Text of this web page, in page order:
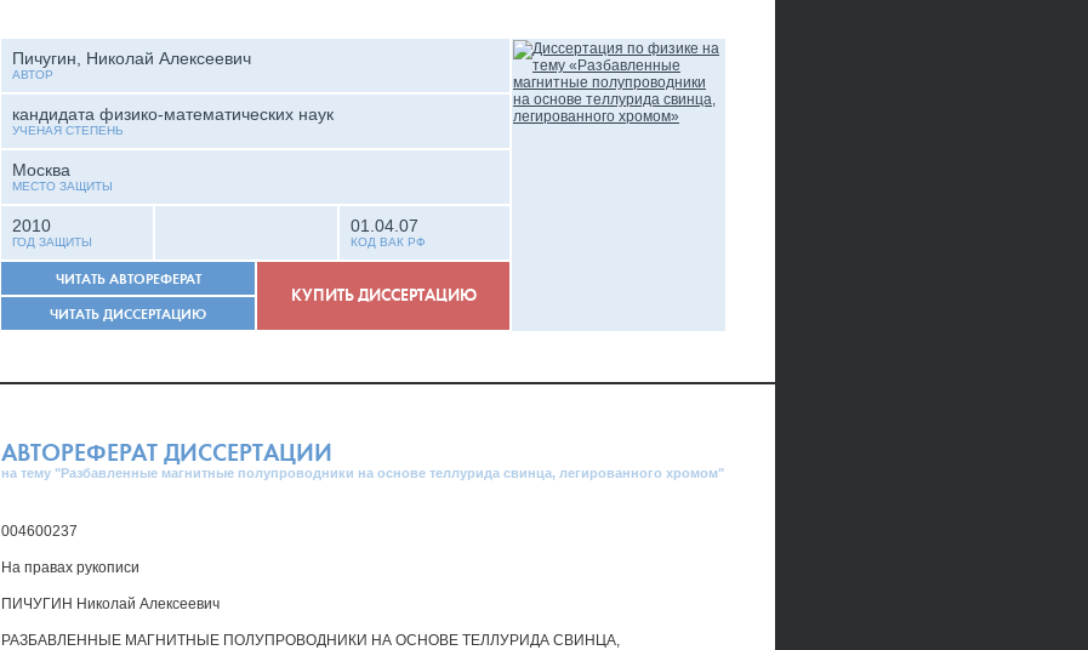
Пичугин, Николай Алексеевич
АВТОР
кандидата физико-математических наук
УЧЕНАЯ СТЕПЕНЬ
Москва
МЕСТО ЗАЩИТЫ
2010
ГОД ЗАЩИТЫ
01.04.07
КОД ВАК РФ
ЧИТАТЬ АВТОРЕФЕРАТ
ЧИТАТЬ ДИССЕРТАЦИЮ
КУПИТЬ ДИССЕРТАЦИЮ
АВТОРЕФЕРАТ ДИССЕРТАЦИИ
на тему "Разбавленные магнитные полупроводники на основе теллурида свинца, легированного хромом"
004600237
На правах рукописи
ПИЧУГИН Николай Алексеевич
РАЗБАВЛЕННЫЕ МАГНИТНЫЕ ПОЛУПРОВОДНИКИ НА ОСНОВЕ ТЕЛЛУРИДА СВИНЦА,